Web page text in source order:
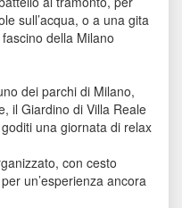
sull’acqua, o a una gita
della Milano
dei parchi di Milano,
il Giardino di Villa Reale
una giornata di relax
con cesto
un’esperienza ancora